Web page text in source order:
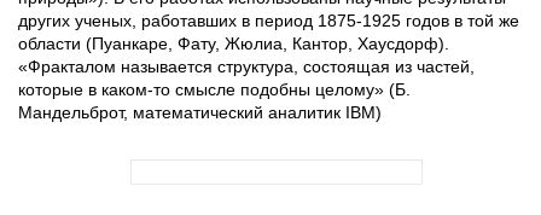
других ученых, работавших в период 1875-1925 годов в той же
области (Пуанкаре, Фату, Жюлиа, Кантор, Хаусдорф).
«Фракталом называется структура, состоящая из частей,
которые в каком-то смысле подобны целому» (Б.
Мандельброт, математический аналитик IBM)